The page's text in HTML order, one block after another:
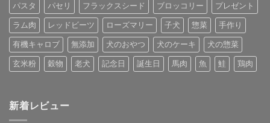
パスタ パセリ フラックスシード ブロッコリー プレゼント
ラム肉 レッドビーツ ローズマリー 子犬 惣菜 手作り
有機キャロブ 無添加 犬のおやつ 犬のケーキ 犬の惣菜
玄米粉 穀物 老犬 記念日 誕生日 馬肉 魚 鮭 鶏肉
新着レビュー